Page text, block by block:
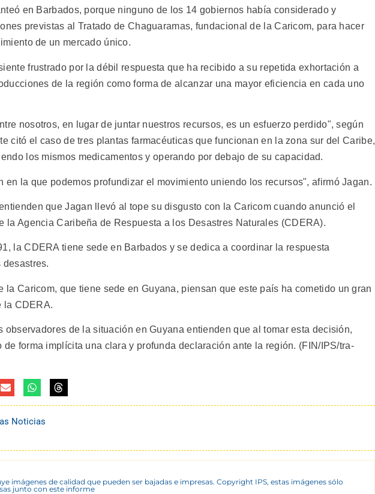
en Barbados, porque ninguno de los 14 gobiernos había considerado y
previstas al Tratado de Chaguaramas, fundacional de la Caricom, para hacer
de un mercado único.
frustrado por la débil respuesta que ha recibido a su repetida exhortación a
de la región como forma de alcanzar una mayor eficiencia en cada uno
nosotros, en lugar de juntar nuestros recursos, es un esfuerzo perdido", según
citó el caso de tres plantas farmacéuticas que funcionan en la zona sur del Caribe,
los mismos medicamentos y operando por debajo de su capacidad.
en la que podemos profundizar el movimiento uniendo los recursos", afirmó Jagan.
que Jagan llevó al tope su disgusto con la Caricom cuando anunció el
la Agencia Caribeña de Respuesta a los Desastres Naturales (CDERA).
la CDERA tiene sede en Barbados y se dedica a coordinar la respuesta
la Caricom, que tiene sede en Guyana, piensan que este país ha cometido un gran
la CDERA.
observadores de la situación en Guyana entienden que al tomar esta decisión,
de forma implícita una clara y profunda declaración ante la región. (FIN/IPS/tra-
Noticias
imágenes de calidad que pueden ser bajadas e impresas. Copyright IPS, estas imágenes sólo
junto con este informe